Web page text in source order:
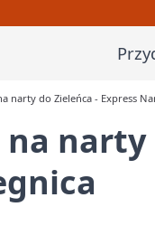
narty do Zieleńca - Express
narty